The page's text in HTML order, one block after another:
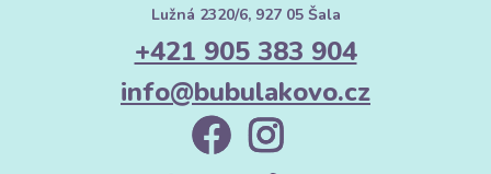
Lužná 2320/6, 927 05 Šala
+421 905 383 904
info@bubulakovo.cz